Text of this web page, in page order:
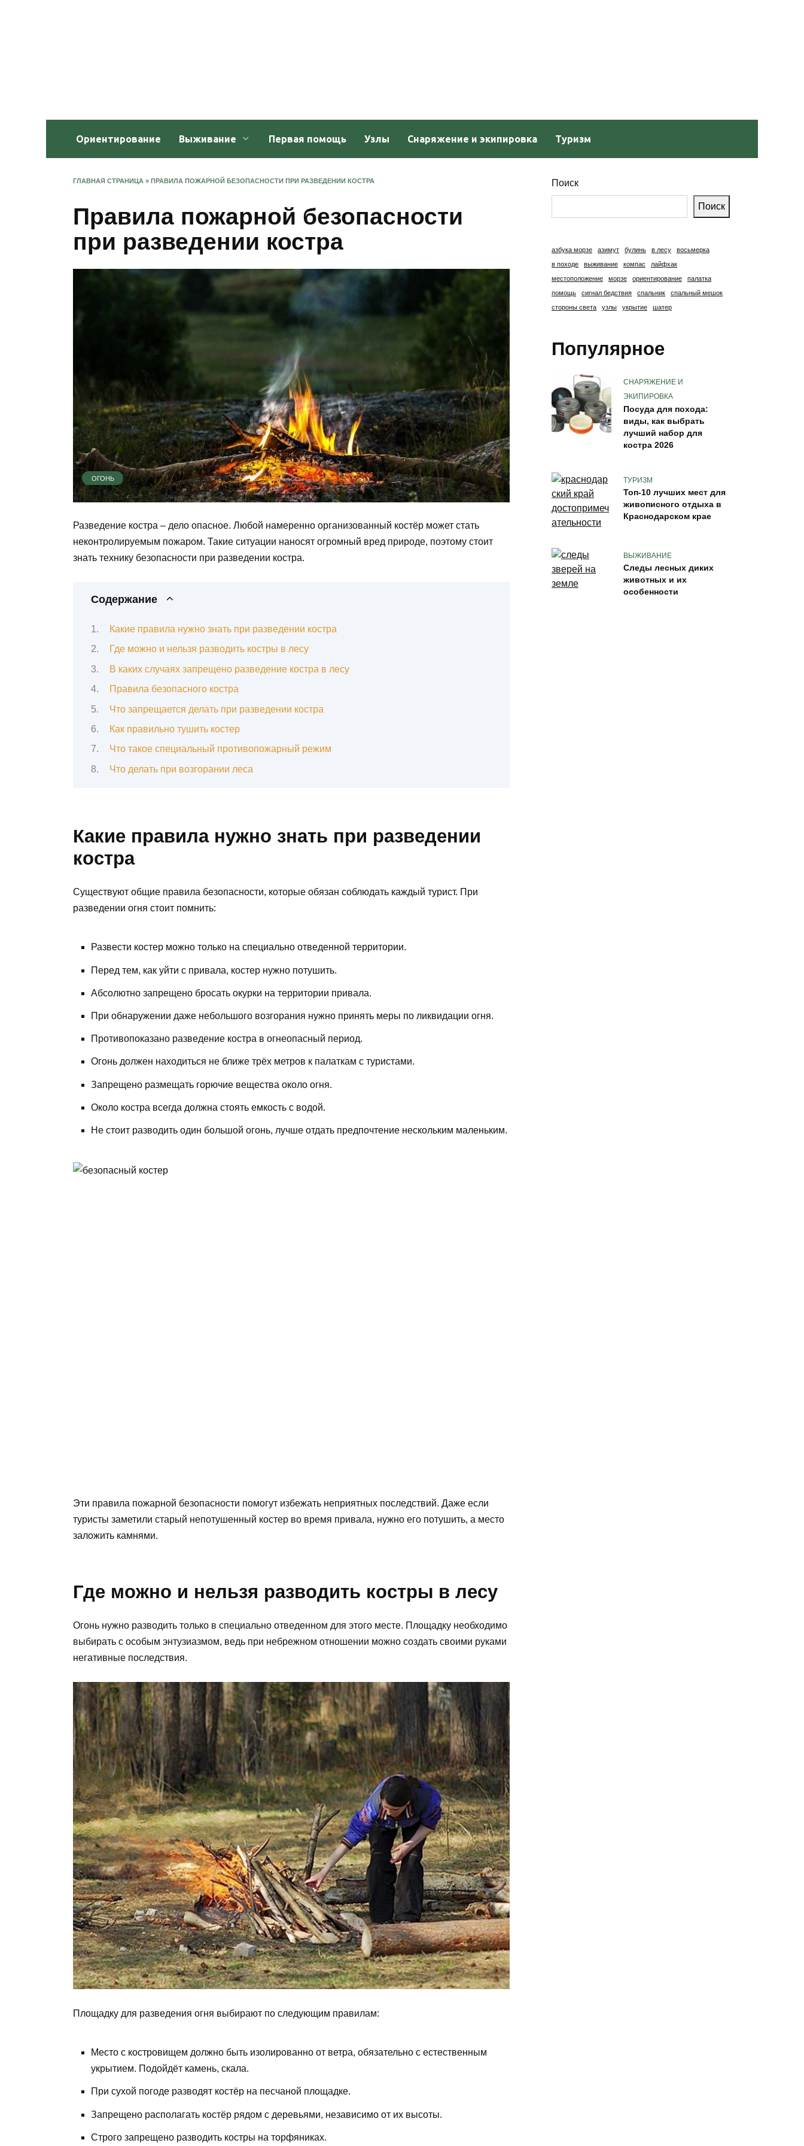
Ориентирование Выживание Первая помощь Узлы Снаряжение и экипировка Туризм
ГЛАВНАЯ СТРАНИЦА » ПРАВИЛА ПОЖАРНОЙ БЕЗОПАСНОСТИ ПРИ РАЗВЕДЕНИИ КОСТРА
Правила пожарной безопасности
при разведении костра
ОГОНЬ
Разведение костра – дело опасное. Любой намеренно организованный костёр может стать
неконтролируемым пожаром. Такие ситуации наносят огромный вред природе, поэтому стоит
знать технику безопасности при разведении костра.
Содержание
Какие правила нужно знать при разведении костра
Где можно и нельзя разводить костры в лесу
В каких случаях запрещено разведение костра в лесу
Правила безопасного костра
Что запрещается делать при разведении костра
Как правильно тушить костер
Что такое специальный противопожарный режим
Что делать при возгорании леса
Какие правила нужно знать при разведении
костра
Существуют общие правила безопасности, которые обязан соблюдать каждый турист. При
разведении огня стоит помнить:
Развести костер можно только на специально отведенной территории.
Перед тем, как уйти с привала, костер нужно потушить.
Абсолютно запрещено бросать окурки на территории привала.
При обнаружении даже небольшого возгорания нужно принять меры по ликвидации огня.
Противопоказано разведение костра в огнеопасный период.
Огонь должен находиться не ближе трёх метров к палаткам с туристами.
Запрещено размещать горючие вещества около огня.
Около костра всегда должна стоять емкость с водой.
Не стоит разводить один большой огонь, лучше отдать предпочтение нескольким маленьким.
Эти правила пожарной безопасности помогут избежать неприятных последствий. Даже если
туристы заметили старый непотушенный костер во время привала, нужно его потушить, а место
заложить камнями.
Где можно и нельзя разводить костры в лесу
Огонь нужно разводить только в специально отведенном для этого месте. Площадку необходимо
выбирать с особым энтузиазмом, ведь при небрежном отношении можно создать своими руками
негативные последствия.
Площадку для разведения огня выбирают по следующим правилам:
Место с костровищем должно быть изолированно от ветра, обязательно с естественным
укрытием. Подойдёт камень, скала.
При сухой погоде разводят костёр на песчаной площадке.
Запрещено располагать костёр рядом с деревьями, независимо от их высоты.
Строго запрещено разводить костры на торфяниках.
Поиск
Поиск
азбука морзе азимут булинь в лесу
восьмерка
в походе
выживание компас
лайфхак
местоположение
морзе ориентирование
палатка
помощь
сигнал бедствия спальник
спальный мешок
стороны света
узлы укрытие шатер
Популярное
СНАРЯЖЕНИЕ И
ЭКИПИРОВКА
Посуда для похода:
виды, как выбрать
лучший набор для
костра 2026
ТУРИЗМ
Топ-10 лучших мест для
живописного отдыха в
Краснодарском крае
ВЫЖИВАНИЕ
Следы лесных диких
животных и их
особенности